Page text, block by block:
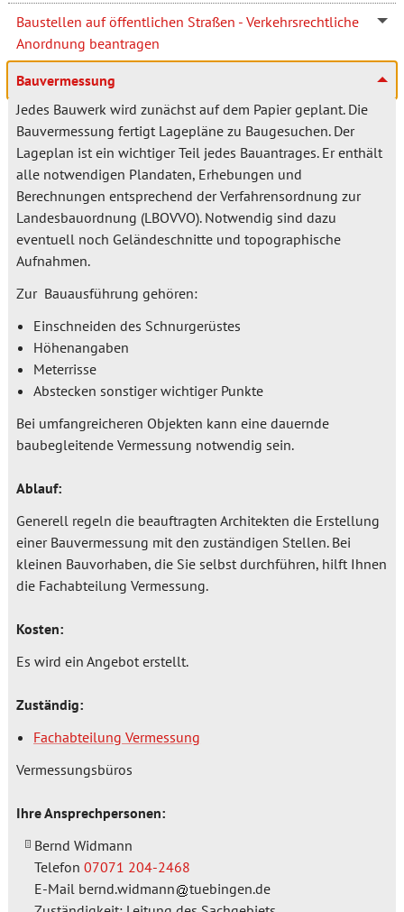
Baustellen auf öffentlichen Straßen - Verkehrsrechtliche
Anordnung beantragen
Bauvermessung
Jedes Bauwerk wird zunächst auf dem Papier geplant. Die
Bauvermessung fertigt Lagepläne zu Baugesuchen. Der
Lageplan ist ein wichtiger Teil jedes Bauantrages. Er enthält
alle notwendigen Plandaten, Erhebungen und
Berechnungen entsprechend der Verfahrensordnung zur
Landesbauordnung (LBOVVO). Notwendig sind dazu
eventuell noch Geländeschnitte und topographische
Aufnahmen.
Zur Bauausführung gehören:
Einschneiden des Schnurgerüstes
Höhenangaben
Meterrisse
Abstecken sonstiger wichtiger Punkte
Bei umfangreicheren Objekten kann eine dauernde
baubegleitende Vermessung notwendig sein.
Ablauf:
Generell regeln die beauftragten Architekten die Erstellung
einer Bauvermessung mit den zuständigen Stellen. Bei
kleinen Bauvorhaben, die Sie selbst durchführen, hilft Ihnen
die Fachabteilung Vermessung.
Kosten:
Es wird ein Angebot erstellt.
Zuständig:
Fachabteilung Vermessung
Vermessungsbüros
Ihre Ansprechpersonen:
Bernd Widmann
Telefon 07071 204-2468
E-Mail bernd.widmann
tuebingen.de